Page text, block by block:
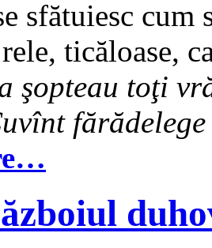
sfătuiesc cum
ticăloase,
şopteau toţi